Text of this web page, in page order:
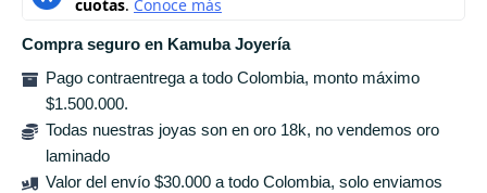
Compra seguro en Kamuba Joyería
Pago contraentrega a todo Colombia, monto máximo
$1.500.000.
Todas nuestras joyas son en oro 18k, no vendemos oro
laminado
Valor del envío $30.000 a todo Colombia, solo enviamos